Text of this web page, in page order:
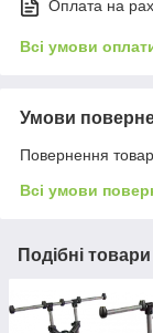
Оплата на
Всі умови
Умови
Повернення
Всі умови
Подібні